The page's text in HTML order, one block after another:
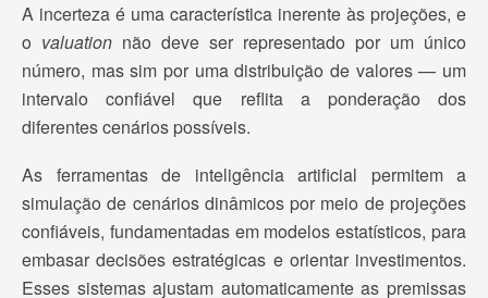
A incerteza é uma característica inerente às projeções, e
o valuation não deve ser representado por um único
número, mas sim por uma distribuição de valores — um
intervalo confiável que reflita a ponderação dos
diferentes cenários possíveis.
As ferramentas de inteligência artificial permitem a
simulação de cenários dinâmicos por meio de projeções
confiáveis, fundamentadas em modelos estatísticos, para
embasar decisões estratégicas e orientar investimentos.
Esses sistemas ajustam automaticamente as premissas